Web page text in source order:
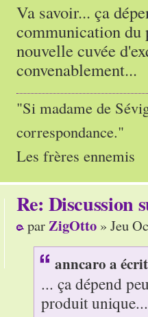
Va savoir... ça
communication du
nouvelle cuvée
convenablement...
"Si madame de
correspondance."
Les frères ennemis
Re: Discussion
parZigOtto » Jeu
anncaro a
... ça dépend
produit unique...